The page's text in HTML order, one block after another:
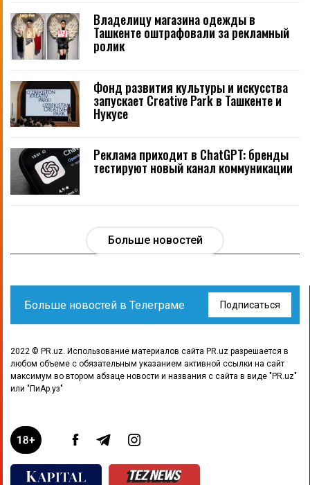
Владелицу магазина одежды в
Ташкенте оштрафовали за рекламный
ролик
Фонд развития культуры и искусства
запускает Creative Park в Ташкенте и
Нукусе
Реклама приходит в ChatGPT: бренды
тестируют новый канал коммуникации
Больше новостей
Больше новостей в Телеграме Подписаться
2022 © PR.uz. Использование материалов сайта PR.uz разрешается в
любом объеме с обязательным указанием активной ссылки на сайт
максимум во втором абзаце новости и названия с сайта в виде "PR.uz"
или "ПиАр.уз"